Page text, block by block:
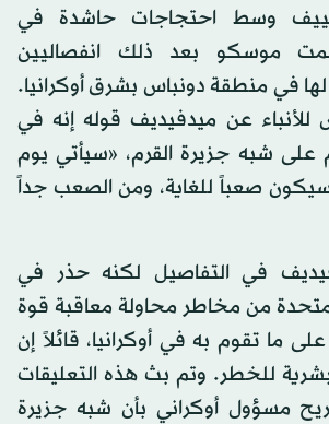
وسط احتجاجات حاشدة في
موسكو بعد ذلك انفصاليين
في منطقة دونباس بشرق أوكرانيا.
للأنباء عن ميدفيديف قوله إنه في
شبه جزيرة القرم، «سيأتي يوم
صعباً للغاية، ومن الصعب جداً
في التفاصيل لكنه حذر في
من مخاطر محاولة معاقبة قوة
ما تقوم به في أوكرانيا، قائلاً إن
للخطر. وتم بث هذه التعليقات
مسؤول أوكراني بأن شبه جزيرة